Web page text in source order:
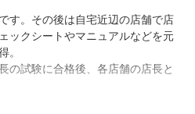
す。その後は自宅近辺の店舗で店
ックシートやマニュアルなどを元
。
の試験に合格後、各店舗の店長と